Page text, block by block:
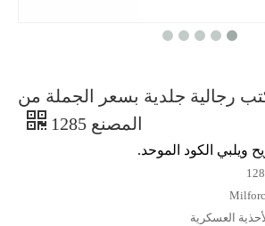
رجالية جلدية بسعر الجملة من
المصنع 1285
ويلبي الكود الموحد.
العسكرية